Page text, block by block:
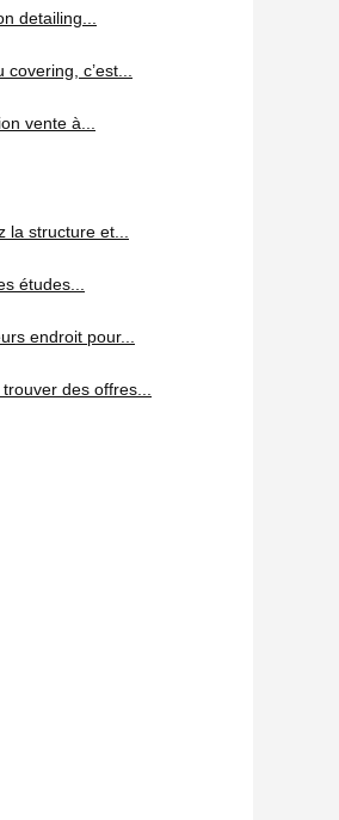
detailing...
covering, c’est...
vente à...
la structure et...
études...
endroit pour...
des offres...